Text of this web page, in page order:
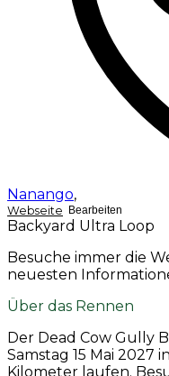
Nanango,
Webseite Bearbeiten
Backyard Ultra Loop
Besuche immer die
neuesten
Über das Rennen
Der Dead Cow Gully
Samstag 15 Mai 2027
Kilometer laufen.